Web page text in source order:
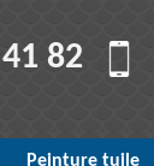
82
Peinture tuile